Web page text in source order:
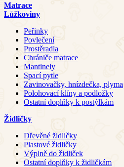
Matrace
Lůžkoviny
Peřinky
Povlečení
Prostěradla
Chrániče matrace
Mantinely
Spací pytle
Zavinovačky, hnízdečka, plyma
Polohovací klíny a podložky
Ostatní doplňky k postýlkám
Židličky
Dřevěné židličky
Plastové židličky
Výplně do židliček
Ostatní doplňky k židličkám